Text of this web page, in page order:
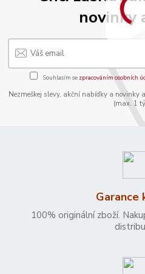
novinky
Souhlasím se zpracováním osobních
Nezmeškej slevy, akční nabídky a novinky
(max. 1
Garance
100% originální zboží.